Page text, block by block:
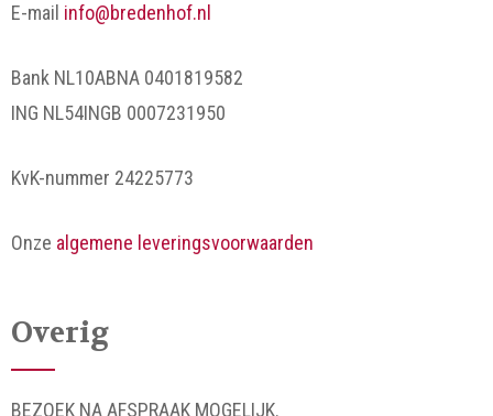
E-mail info@bredenhof.nl
Bank NL10ABNA 0401819582
ING NL54INGB 0007231950
KvK-nummer 24225773
Onze algemene leveringsvoorwaarden
Overig
BEZOEK NA AFSPRAAK MOGELIJK.